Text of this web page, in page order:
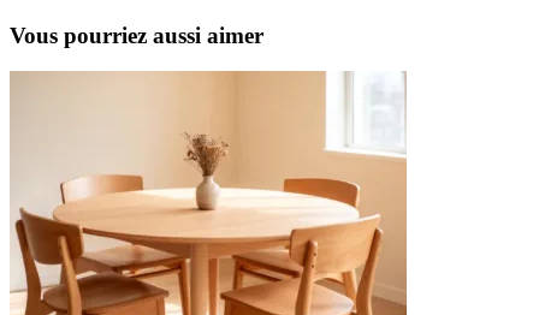
Vous pourriez aussi aimer